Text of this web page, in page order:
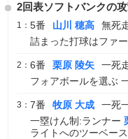
2回表ソフトバンクの
1： 5番 山川 穂高
無死
詰まった打球はファ
2： 6番 栗原 陵矢
一死
フォアボールを選ぶ
3： 7番 牧原 大成
一死
一塁けん制:ランナー
ライトへのツーベー